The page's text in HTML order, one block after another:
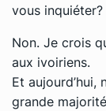
vous inquiéter?
Non. Je crois
aux ivoiriens.
Et aujourd’hui,
grande